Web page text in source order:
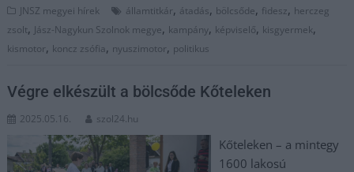
JNSZ megyei hírek államtitkár, átadás, bölcsőde, fidesz, herczeg
zsolt, Jász-Nagykun Szolnok megye, kampány, képviselő, kisgyermek,
kismotor, koncz zsófia, nyuszimotor, politikus
Végre elkészült a bölcsőde Kőteleken
2025.05.16. szol24.hu
Kőteleken – a mintegy
1600 lakosú